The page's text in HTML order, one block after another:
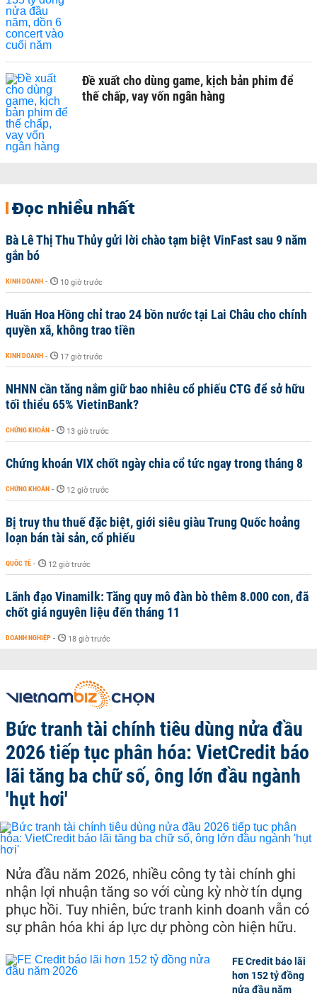
Đề xuất cho dùng game, kịch bản phim để
thế chấp, vay vốn ngân hàng
Đọc nhiều nhất
Bà Lê Thị Thu Thủy gửi lời chào tạm biệt VinFast sau 9 năm
gắn bó
KINH DOANH - 10 giờ trước
Huấn Hoa Hồng chỉ trao 24 bồn nước tại Lai Châu cho chính
quyền xã, không trao tiền
KINH DOANH - 17 giờ trước
NHNN cần tăng nắm giữ bao nhiêu cổ phiếu CTG để sở hữu
tối thiểu 65% VietinBank?
CHỨNG KHOÁN - 13 giờ trước
Chứng khoán VIX chốt ngày chia cổ tức ngay trong tháng 8
CHỨNG KHOÁN - 12 giờ trước
Bị truy thu thuế đặc biệt, giới siêu giàu Trung Quốc hoảng
loạn bán tài sản, cổ phiếu
QUỐC TẾ - 12 giờ trước
Lãnh đạo Vinamilk: Tăng quy mô đàn bò thêm 8.000 con, đã
chốt giá nguyên liệu đến tháng 11
DOANH NGHIỆP - 18 giờ trước
Bức tranh tài chính tiêu dùng nửa đầu
2026 tiếp tục phân hóa: VietCredit báo
lãi tăng ba chữ số, ông lớn đầu ngành
'hụt hơi'
Nửa đầu năm 2026, nhiều công ty tài chính ghi
nhận lợi nhuận tăng so với cùng kỳ nhờ tín dụng
phục hồi. Tuy nhiên, bức tranh kinh doanh vẫn có
sự phân hóa khi áp lực dự phòng còn hiện hữu.
FE Credit báo lãi
hơn 152 tỷ đồng
nửa đầu năm